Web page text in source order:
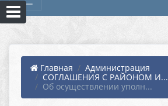
Главная
Администрация
СОГЛАШЕНИЯ С РАЙОНОМ И...
Об осуществлении уполн...